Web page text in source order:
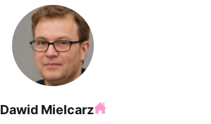
Dawid Mielcarz